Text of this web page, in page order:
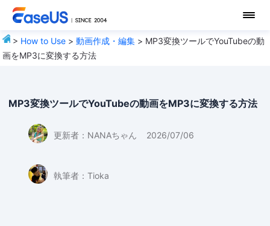
> How to Use >動画作成・編集 > MP3変換ツールでYouTubeの動
画をMP3に変換する方法
MP3変換ツールでYouTubeの動画をMP3に変換する方法
更新者： NANAちゃん 2026/07/06
執筆者： Tioka